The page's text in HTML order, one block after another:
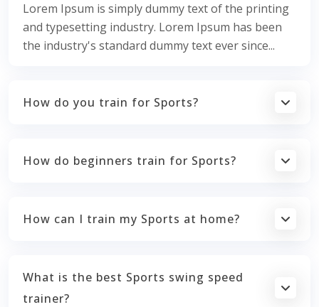
Lorem Ipsum is simply dummy text of the printing
and typesetting industry. Lorem Ipsum has been
the industry's standard dummy text ever since...
How do you train for Sports?
How do beginners train for Sports?
How can I train my Sports at home?
What is the best Sports swing speed
trainer?